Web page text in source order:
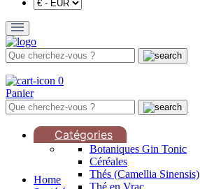
0
Panier
Catégories
Botaniques Gin Tonic
Céréales
Thés (Camellia Sinensis)
Thé en Vrac
Home